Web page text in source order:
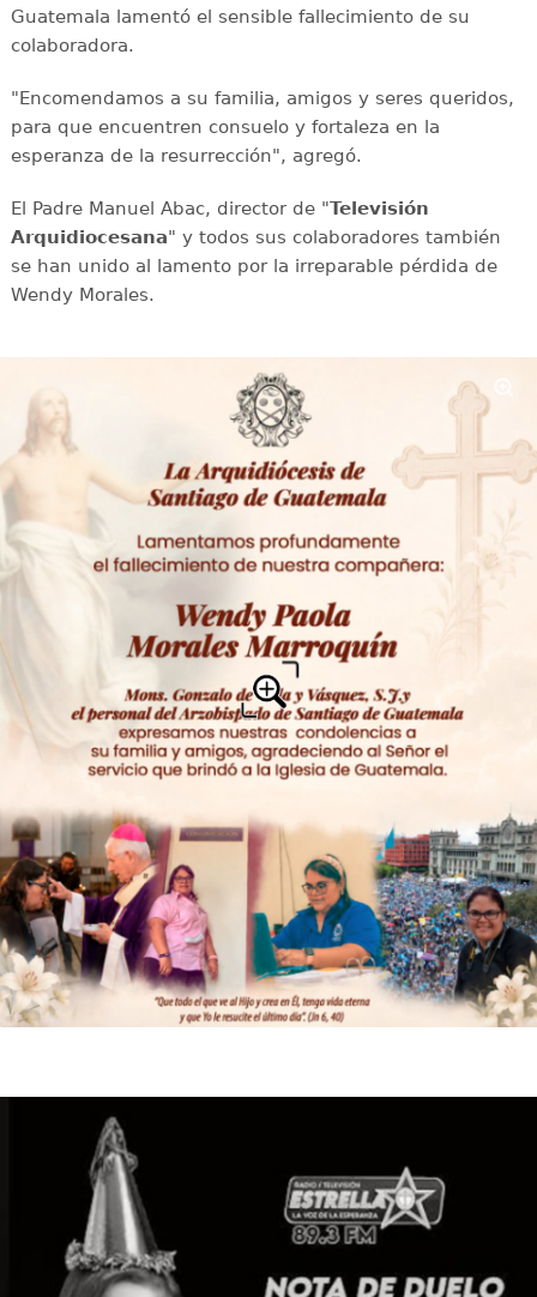
Guatemala lamentó el sensible fallecimiento de su
colaboradora.
"Encomendamos a su familia, amigos y seres queridos,
para que encuentren consuelo y fortaleza en la
esperanza de la resurrección", agregó.
El Padre Manuel Abac, director de "Televisión
Arquidiocesana" y todos sus colaboradores también
se han unido al lamento por la irreparable pérdida de
Wendy Morales.